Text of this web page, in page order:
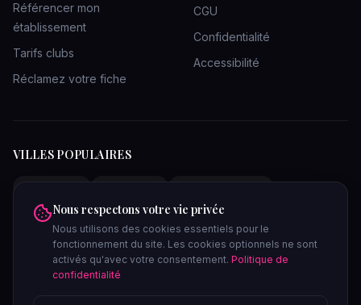
Référencer mon
établissement
Tarifs clubs
Réclamez votre fiche
CGU
Confidentialité
Accessibilité
VILLES POPULAIRES
Clubs Marseille
Clubs Toulouse
Clubs Nantes
Clubs Strasbourg
Clubs Nice
Clubs Bruxelles
Saunas Paris Saunas Lyon
Nous respectons votre vie privée
Nous utilisons des cookies essentiels pour le
fonctionnement du site. Les cookies optionnels ne sont
activés qu'avec votre consentement. Politique de
confidentialité